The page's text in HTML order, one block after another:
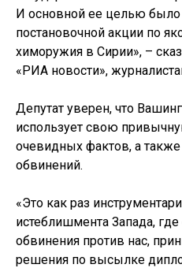
И основной ее целью
постановочной акции по
химоружия в Сирии», –
«РИА новости»,
Депутат уверен, что
использует свою
очевидных фактов, а
обвинений.
«Это как раз
истеблишмента Запада,
обвинения против нас,
решения по высылке